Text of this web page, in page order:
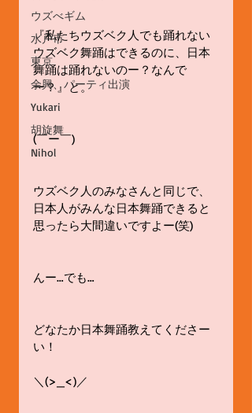
ウズべギム
水戸市
東京
余興、パーティ出演
Yukari
胡旋舞
Nihol
『私たちウズベク人でも踊れない
ウズベク舞踊はできるのに、日本
舞踊は踊れないのー？なんで
ー？』と。
(￣ー￣)
ウズベク人のみなさんと同じで、
日本人がみんな日本舞踊できると
思ったら大間違いですよー(笑)
んー…でも…
どなたか日本舞踊教えてくださー
い！
＼(>_<)／